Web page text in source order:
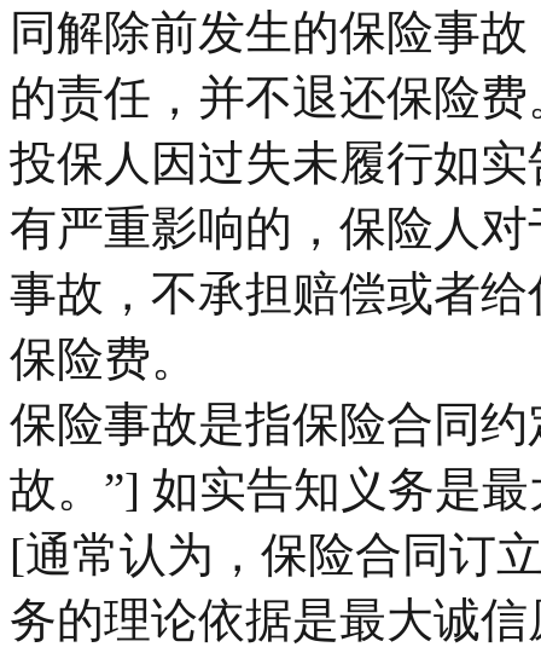
同解除前发生的保险事
的责任，并不退还保险费
投保人因过失未履行如
有严重影响的，保险人
事故，不承担赔偿或者
保险费。
保险事故是指保险合同
故。”] 如实告知义务是
[通常认为，保险合同订
务的理论依据是最大诚